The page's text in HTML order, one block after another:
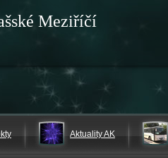
Meziříčí
Aktuality AK